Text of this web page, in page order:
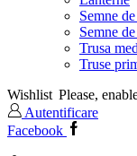
Semne
Semne
Trusa
Truse
Wishlist Please,
Autentificare
Facebook